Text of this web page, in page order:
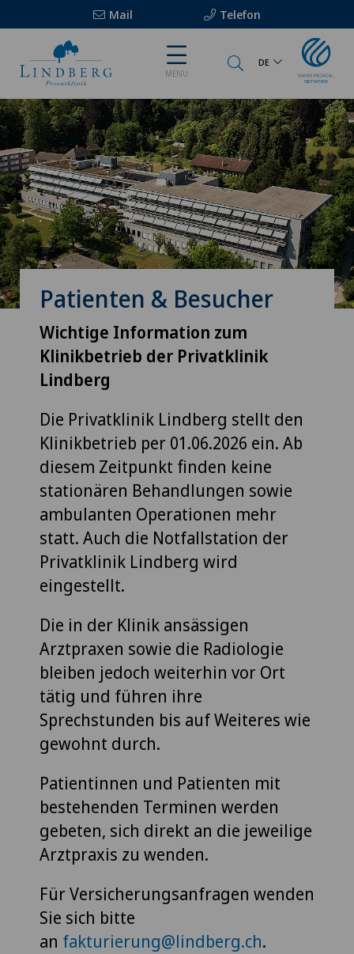
Mail Telefon
MENU
DE
Patienten & Besucher
Wichtige Information zum
Klinikbetrieb der Privatklinik
Lindberg
Die Privatklinik Lindberg stellt den
Klinikbetrieb per 01.06.2026 ein. Ab
diesem Zeitpunkt finden keine
stationären Behandlungen sowie
ambulanten Operationen mehr
statt. Auch die Notfallstation der
Privatklinik Lindberg wird
eingestellt.
Die in der Klinik ansässigen
Arztpraxen sowie die Radiologie
bleiben jedoch weiterhin vor Ort
tätig und führen ihre
Sprechstunden bis auf Weiteres wie
gewohnt durch.
Patientinnen und Patienten mit
bestehenden Terminen werden
gebeten, sich direkt an die jeweilige
Arztpraxis zu wenden.
Für Versicherungsanfragen wenden
Sie sich bitte
an fakturierung@lindberg.ch.